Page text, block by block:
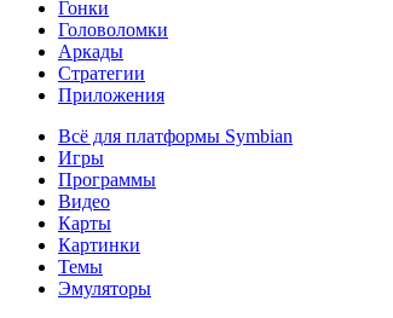
Гонки
Головоломки
Аркады
Стратегии
Приложения
Всё для платформы Symbian
Игры
Программы
Видео
Карты
Картинки
Темы
Эмуляторы